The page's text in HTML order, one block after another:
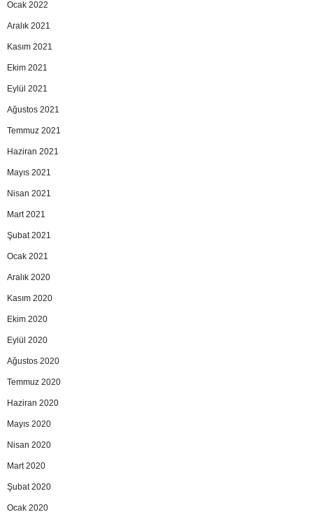
Ocak 2022
Aralık 2021
Kasım 2021
Ekim 2021
Eylül 2021
Ağustos 2021
Temmuz 2021
Haziran 2021
Mayıs 2021
Nisan 2021
Mart 2021
Şubat 2021
Ocak 2021
Aralık 2020
Kasım 2020
Ekim 2020
Eylül 2020
Ağustos 2020
Temmuz 2020
Haziran 2020
Mayıs 2020
Nisan 2020
Mart 2020
Şubat 2020
Ocak 2020